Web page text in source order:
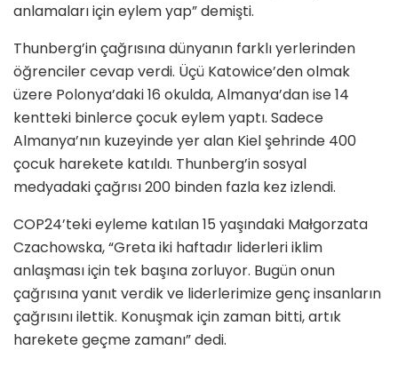
anlamaları için eylem yap” demişti.
Thunberg’in çağrısına dünyanın farklı yerlerinden
öğrenciler cevap verdi. Üçü Katowice’den olmak
üzere Polonya’daki 16 okulda, Almanya’dan ise 14
kentteki binlerce çocuk eylem yaptı. Sadece
Almanya’nın kuzeyinde yer alan Kiel şehrinde 400
çocuk harekete katıldı. Thunberg’in sosyal
medyadaki çağrısı 200 binden fazla kez izlendi.
COP24’teki eyleme katılan 15 yaşındaki Małgorzata
Czachowska, “Greta iki haftadır liderleri iklim
anlaşması için tek başına zorluyor. Bugün onun
çağrısına yanıt verdik ve liderlerimize genç insanların
çağrısını ilettik. Konuşmak için zaman bitti, artık
harekete geçme zamanı” dedi.